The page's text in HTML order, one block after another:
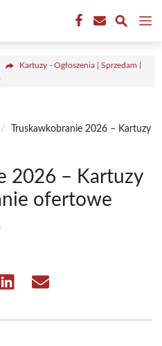
Kartuzy - Ogłoszenia | Sprzedam |
/
Truskawkobranie 2026 – Kartuzy
2026 – Kartuzy
ofertowe
Share Share